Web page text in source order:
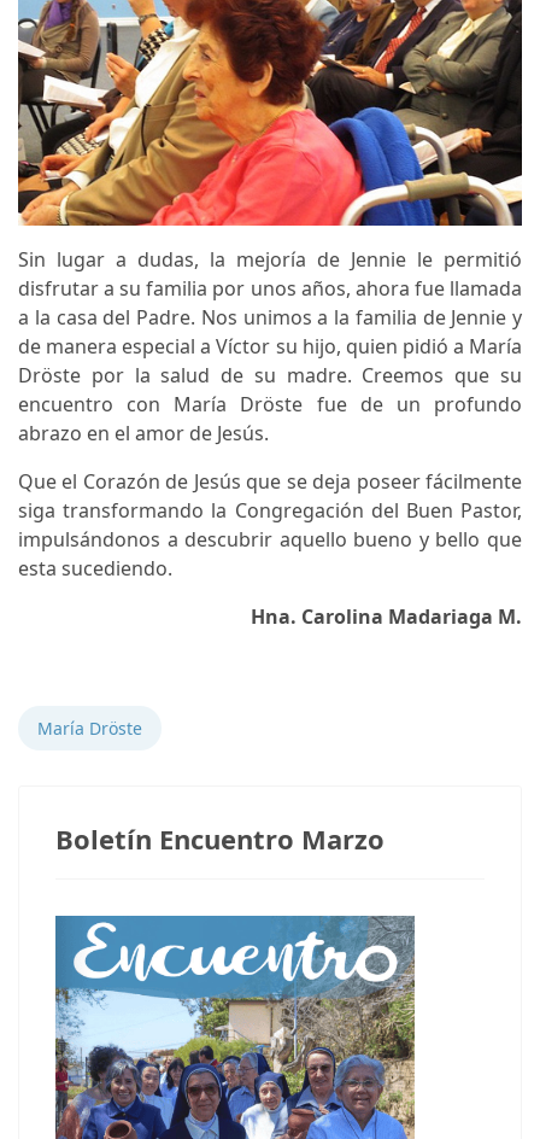
Sin lugar a dudas, la mejoría de Jennie le permitió
disfrutar a su familia por unos años, ahora fue llamada
a la casa del Padre. Nos unimos a la familia de Jennie y
de manera especial a Víctor su hijo, quien pidió a María
Dröste por la salud de su madre. Creemos que su
encuentro con María Dröste fue de un profundo
abrazo en el amor de Jesús.
Que el Corazón de Jesús que se deja poseer fácilmente
siga transformando la Congregación del Buen Pastor,
impulsándonos a descubrir aquello bueno y bello que
esta sucediendo.
Hna. Carolina Madariaga M.
María Dröste
Boletín Encuentro Marzo